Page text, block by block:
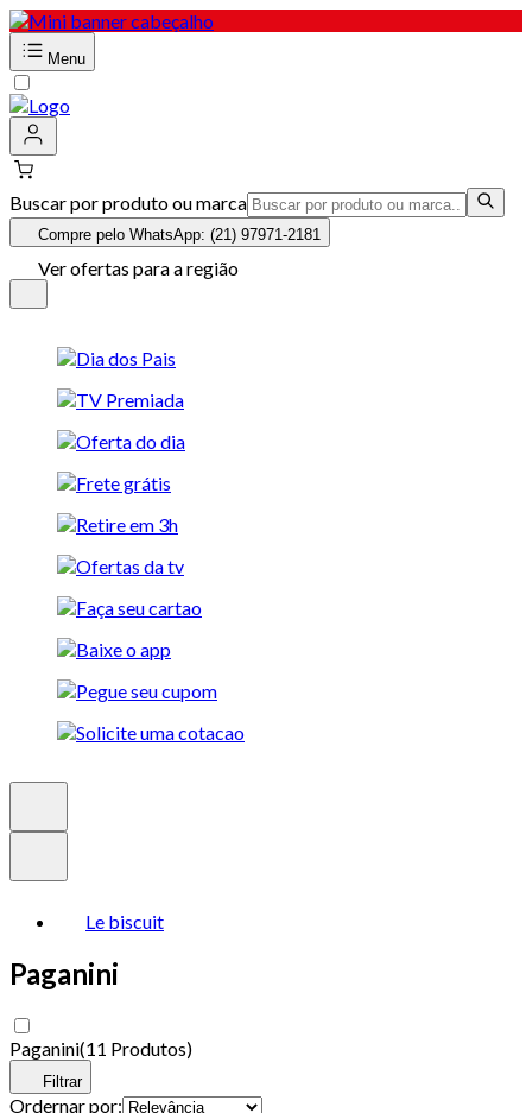
Menu
Buscar por produto ou marca
Compre pelo WhatsApp: (21) 97971-2181
Ver ofertas para a região
Le biscuit
Paganini
Paganini(11 Produtos)
Filtrar
Ordernar por: